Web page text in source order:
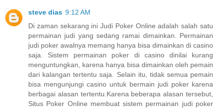
steve dias 9:12 AM
Di zaman sekarang ini Judi Poker Online adalah salah satu
permainan judi yang sedang ramai dimainkan. Permainan
judi poker awalnya memang hanya bisa dimainkan di casino
saja. Sistem permainan poker di casino dinilai kurang
menguntungkan, karena hanya bisa dimainkan oleh pemain
dari kalangan tertentu saja. Selain itu, tidak semua pemain
bisa mengunjungi casino untuk bermain judi poker karena
berbagai alasan tertentu.Karena beberapa alasan tersebut,
Situs Poker Online membuat sistem permainan judi poker